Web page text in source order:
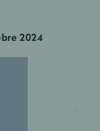
2024